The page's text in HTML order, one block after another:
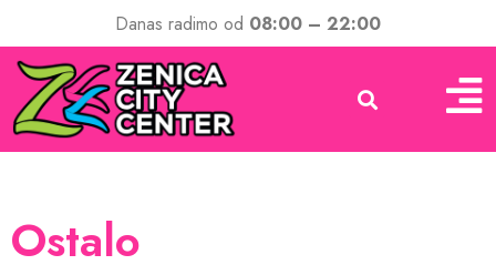
Danas radimo od 08:00 – 22:00
Ostalo